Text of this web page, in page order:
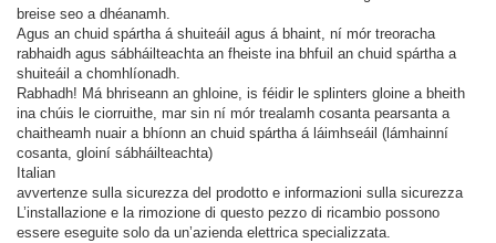
breise seo a dhéanamh.
Agus an chuid spártha á shuiteáil agus á bhaint, ní mór treoracha
rabhaidh agus sábháilteachta an fheiste ina bhfuil an chuid spártha a
shuiteáil a chomhlíonadh.
Rabhadh! Má bhriseann an ghloine, is féidir le splinters gloine a bheith
ina chúis le ciorruithe, mar sin ní mór trealamh cosanta pearsanta a
chaitheamh nuair a bhíonn an chuid spártha á láimhseáil (lámhainní
cosanta, gloiní sábháilteachta)
Italian
avvertenze sulla sicurezza del prodotto e informazioni sulla sicurezza
L’installazione e la rimozione di questo pezzo di ricambio possono
essere eseguite solo da un’azienda elettrica specializzata.